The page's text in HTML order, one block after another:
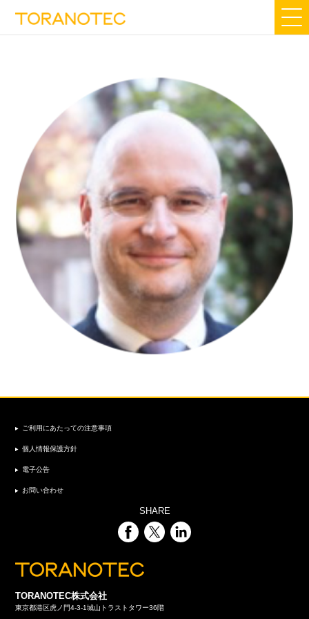
img_t
ご利用にあたっての注意事項
個人情報保護方針
電子公告
お問い合わせ
SHARE
TORANOTEC株式会社
東京都港区虎ノ門4-3-1城山トラストタワー36階